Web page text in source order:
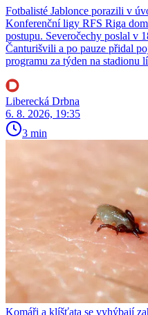
Fotbalisté Jablonce porazili v
Konferenční ligy RFS Riga
postupu. Severočechy poslal v
Čanturišvili a po pauze přidal
programu za týden na stadionu
Liberecká Drbna
6. 8. 2026, 19:35
3 min
Komáři a klíšťata se vyhýbají